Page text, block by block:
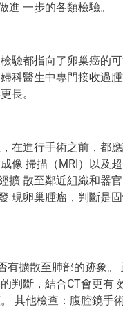
進 一步的各類檢驗。
驗都指向了卵巢癌的
科醫生中專門接收過
長。
在進行手術之前，都
像 掃描（MRI）以及
擴 散至鄰近組織和器
現卵巢腫瘤，判斷是
有擴散至肺部的跡象
判斷，結合CT會更
其他檢查：腹腔鏡手